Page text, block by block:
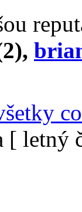
[ letný